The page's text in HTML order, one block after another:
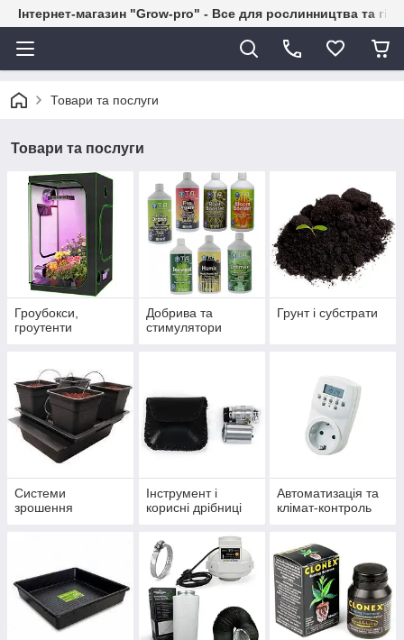
Інтернет-магазин "Grow-pro" - Все для рослинництва та
Товари та послуги
Товари та послуги
Гроубокси,
гроутенти
Добрива та
стимулятори
Грунт і субстрати
Системи
зрошення
Інструмент і
корисні дрібниці
Автоматизація та
клімат-контроль